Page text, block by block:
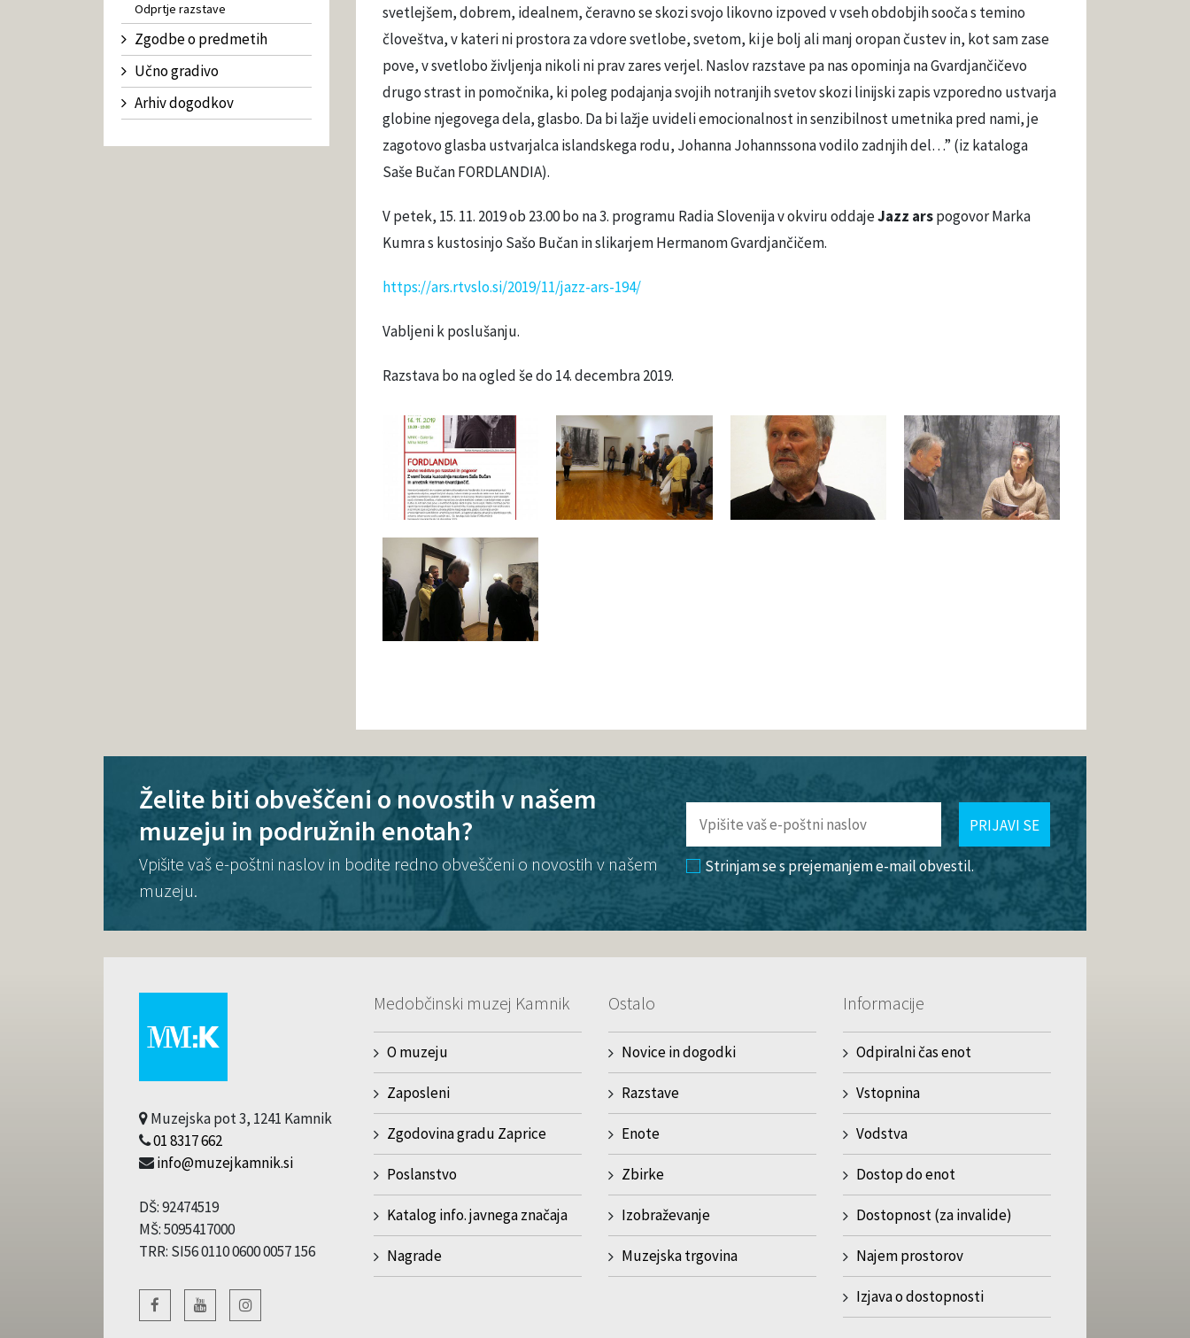
Odprtje razstave
Zgodbe o predmetih
Učno gradivo
Arhiv dogodkov
svetlejšem, dobrem, idealnem, čeravno se skozi svojo likovno izpoved v vseh obdobjih sooča s temino
človeštva, v kateri ni prostora za vdore svetlobe, svetom, ki je bolj ali manj oropan čustev in, kot sam zase
pove, v svetlobo življenja nikoli ni prav zares verjel. Naslov razstave pa nas opominja na Gvardjančičevo
drugo strast in pomočnika, ki poleg podajanja svojih notranjih svetov skozi linijski zapis vzporedno ustvarja
globine njegovega dela, glasbo. Da bi lažje uvideli emocionalnost in senzibilnost umetnika pred nami, je
zagotovo glasba ustvarjalca islandskega rodu, Johanna Johannssona vodilo zadnjih del…” (iz kataloga
Saše Bučan FORDLANDIA).
V petek, 15. 11. 2019 ob 23.00 bo na 3. programu Radia Slovenija v okviru oddajeJazz arspogovor Marka
Kumra s kustosinjo Sašo Bučan in slikarjem Hermanom Gvardjančičem.
https://ars.rtvslo.si/2019/11/jazz-ars-194/
Vabljeni k poslušanju.
Razstava bo na ogled še do 14. decembra 2019.
Želite biti obveščeni o novostih v našem
muzeju in podružnih enotah?
Vpišite vaš e-poštni naslov in bodite redno obveščeni o novostih v našem
muzeju.
PRIJAVI SE
Strinjam se s prejemanjem e-mail obvestil.
Muzejska pot 3, 1241 Kamnik
01 8317 662
info@muzejkamnik.si
DŠ: 92474519
MŠ: 5095417000
TRR: SI56 0110 0600 0057 156
Medobčinski muzej Kamnik
O muzeju
Zaposleni
Zgodovina gradu Zaprice
Poslanstvo
Katalog info. javnega značaja
Nagrade
Ostalo
Novice in dogodki
Razstave
Enote
Zbirke
Izobraževanje
Muzejska trgovina
Informacije
Odpiralni čas enot
Vstopnina
Vodstva
Dostop do enot
Dostopnost (za invalide)
Najem prostorov
Izjava o dostopnosti